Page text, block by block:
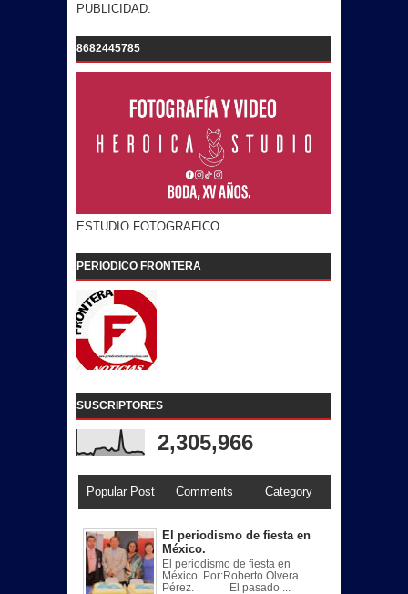
PUBLICIDAD.
8682445785
ESTUDIO FOTOGRAFICO
PERIODICO FRONTERA
SUSCRIPTORES
2,305,966
Popular Post Comments Category
El periodismo de fiesta en
México.
El periodismo de fiesta en
México. Por:Roberto Olvera
Pérez. El pasado ...